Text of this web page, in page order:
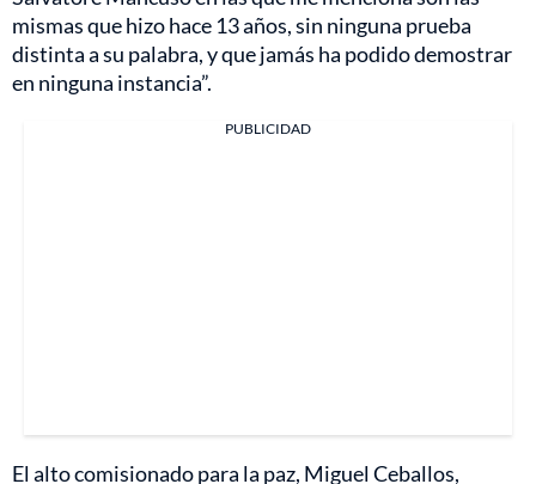
mismas que hizo hace 13 años, sin ninguna prueba
distinta a su palabra, y que jamás ha podido demostrar
en ninguna instancia”.
PUBLICIDAD
El alto comisionado para la paz, Miguel Ceballos,